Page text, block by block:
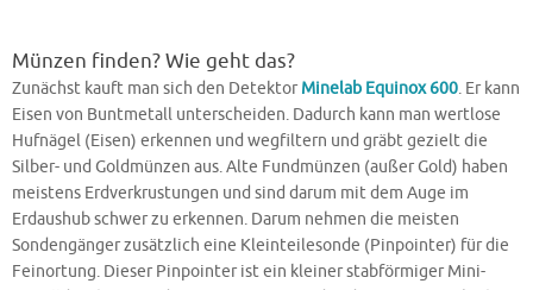
Münzen finden? Wie geht das?
Zunächst kauft man sich den Detektor Minelab Equinox 600. Er kann
Eisen von Buntmetall unterscheiden. Dadurch kann man wertlose
Hufnägel (Eisen) erkennen und wegfiltern und gräbt gezielt die
Silber- und Goldmünzen aus. Alte Fundmünzen (außer Gold) haben
meistens Erdverkrustungen und sind darum mit dem Auge im
Erdaushub schwer zu erkennen. Darum nehmen die meisten
Sondengänger zusätzlich eine Kleinteilesonde (Pinpointer) für die
Feinortung. Dieser Pinpointer ist ein kleiner stabförmiger Mini-